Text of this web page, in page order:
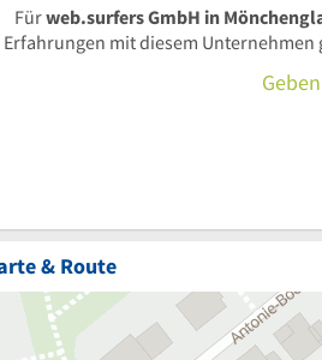
Fürweb.surfers GmbH in
Erfahrungen mit diesem
& Route